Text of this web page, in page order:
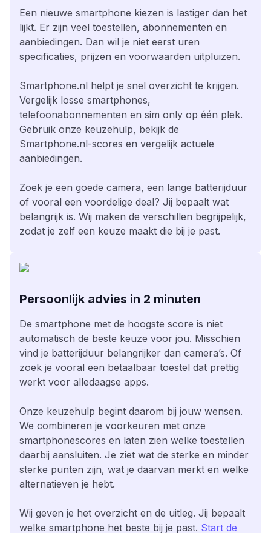
Een nieuwe smartphone kiezen is lastiger dan het
lijkt. Er zijn veel toestellen, abonnementen en
aanbiedingen. Dan wil je niet eerst uren
specificaties, prijzen en voorwaarden uitpluizen.
Smartphone.nl helpt je snel overzicht te krijgen.
Vergelijk losse smartphones,
telefoonabonnementen en sim only op één plek.
Gebruik onze keuzehulp, bekijk de
Smartphone.nl-scores en vergelijk actuele
aanbiedingen.
Zoek je een goede camera, een lange batterijduur
of vooral een voordelige deal? Jij bepaalt wat
belangrijk is. Wij maken de verschillen begrijpelijk,
zodat je zelf een keuze maakt die bij je past.
Persoonlijk advies in 2 minuten
De smartphone met de hoogste score is niet
automatisch de beste keuze voor jou. Misschien
vind je batterijduur belangrijker dan camera’s. Of
zoek je vooral een betaalbaar toestel dat prettig
werkt voor alledaagse apps.
Onze keuzehulp begint daarom bij jouw wensen.
We combineren je voorkeuren met onze
smartphonescores en laten zien welke toestellen
daarbij aansluiten. Je ziet wat de sterke en minder
sterke punten zijn, wat je daarvan merkt en welke
alternatieven je hebt.
Wij geven je het overzicht en de uitleg. Jij bepaalt
welke smartphone het beste bij je past. Start de